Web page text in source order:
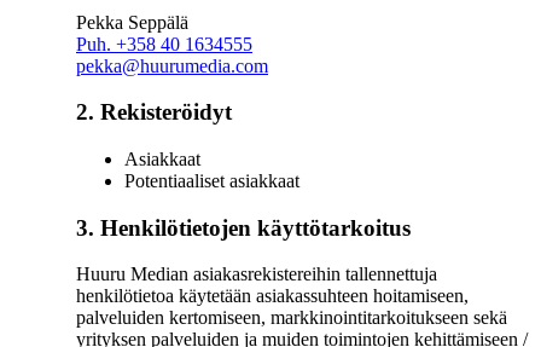
Pekka Seppälä
Puh. +358 40 1634555
pekka@huurumedia.com
2. Rekisteröidyt
Asiakkaat
Potentiaaliset asiakkaat
3. Henkilötietojen käyttötarkoitus
Huuru Median asiakasrekistereihin tallennettuja
henkilötietoa käytetään asiakassuhteen hoitamiseen,
palveluiden kertomiseen, markkinointitarkoitukseen sekä
yrityksen palveluiden ja muiden toimintojen kehittämiseen /